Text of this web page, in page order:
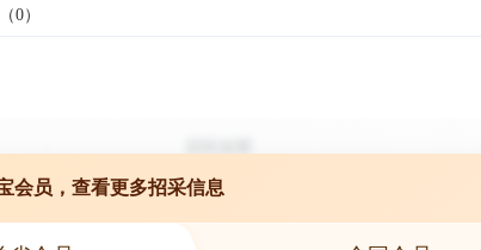
（0）
会员，查看更多招采信息